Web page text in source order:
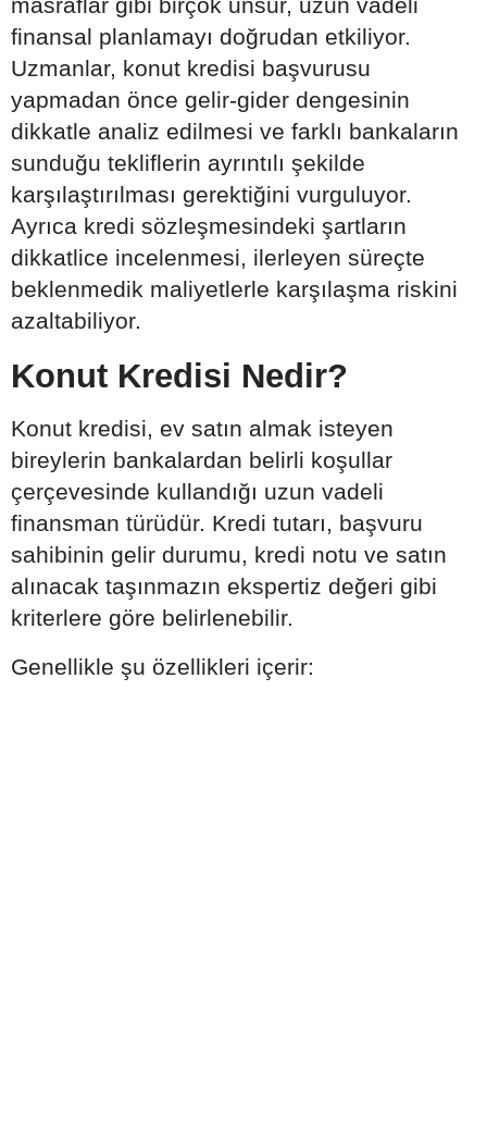
masraflar gibi birçok unsur, uzun vadeli
finansal planlamayı doğrudan etkiliyor.
Uzmanlar, konut kredisi başvurusu
yapmadan önce gelir-gider dengesinin
dikkatle analiz edilmesi ve farklı bankaların
sunduğu tekliflerin ayrıntılı şekilde
karşılaştırılması gerektiğini vurguluyor.
Ayrıca kredi sözleşmesindeki şartların
dikkatlice incelenmesi, ilerleyen süreçte
beklenmedik maliyetlerle karşılaşma riskini
azaltabiliyor.
Konut Kredisi Nedir?
Konut kredisi, ev satın almak isteyen
bireylerin bankalardan belirli koşullar
çerçevesinde kullandığı uzun vadeli
finansman türüdür. Kredi tutarı, başvuru
sahibinin gelir durumu, kredi notu ve satın
alınacak taşınmazın ekspertiz değeri gibi
kriterlere göre belirlenebilir.
Genellikle şu özellikleri içerir: